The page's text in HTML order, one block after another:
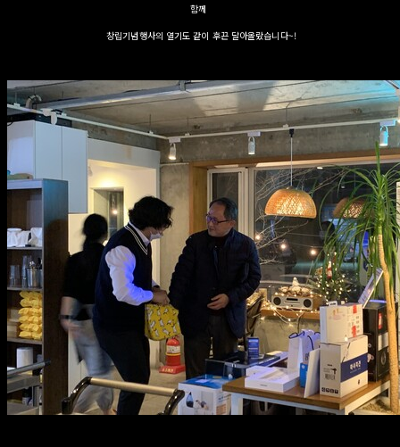
함께
창립기념행사의 열기도 같이 후끈 달아올랐습니다~!